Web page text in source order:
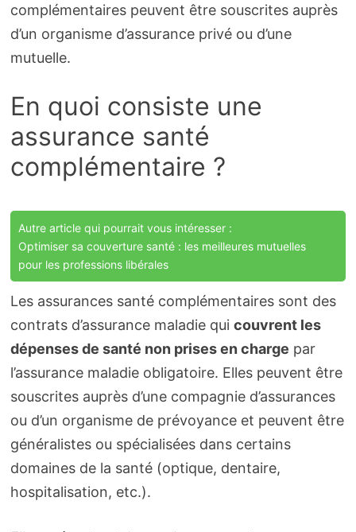
complémentaires peuvent être souscrites auprès
d’un organisme d’assurance privé ou d’une
mutuelle.
En quoi consiste une
assurance santé
complémentaire ?
Autre article qui pourrait vous intéresser :
Optimiser sa couverture santé : les meilleures mutuelles
pour les professions libérales
Les assurances santé complémentaires sont des
contrats d’assurance maladie qui couvrent les
dépenses de santé non prises en charge par
l’assurance maladie obligatoire. Elles peuvent être
souscrites auprès d’une compagnie d’assurances
ou d’un organisme de prévoyance et peuvent être
généralistes ou spécialisées dans certains
domaines de la santé (optique, dentaire,
hospitalisation, etc.).